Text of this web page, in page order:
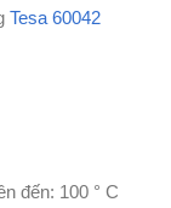
Tesa 60042
đến: 100 ° C